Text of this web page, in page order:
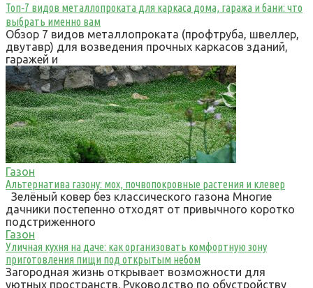
Топ‑7 видов металлопроката для каркаса дома, гаража и бани: что
выбрать именно вам
Обзор 7 видов металлопроката (профтруба, швеллер,
двутавр) для возведения прочных каркасов зданий,
гаражей и
Газон
Альтернатива газону: мох, почвопокровные растения и клевер
Зелёный ковер без классического газона Многие
дачники постепенно отходят от привычного коротко
подстриженного
Газон
Уличная кухня на даче: как организовать комфортную зону
приготовления пищи под открытым небом
Загородная жизнь открывает возможности для
уютных пространств. Руководство по обустройству